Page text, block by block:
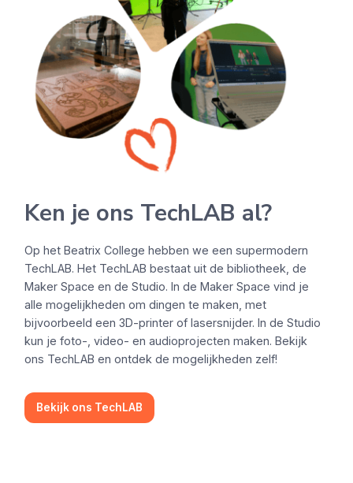
Ken je ons TechLAB al?
Op het Beatrix College hebben we een supermodern
TechLAB. Het TechLAB bestaat uit de bibliotheek, de
Maker Space en de Studio. In de Maker Space vind je
alle mogelijkheden om dingen te maken, met
bijvoorbeeld een 3D-printer of lasersnijder. In de Studio
kun je foto-, video- en audioprojecten maken. Bekijk
ons TechLAB en ontdek de mogelijkheden zelf!
Bekijk ons TechLAB